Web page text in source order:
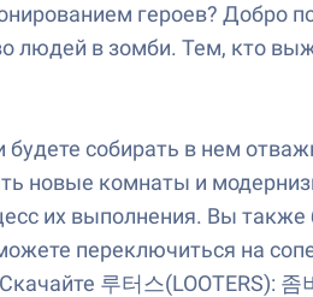
героев? Добро
в зомби. Тем, кто
собирать в нем
новые комнаты и
их выполнения. Вы
переключиться на
루터스(LOOTERS):